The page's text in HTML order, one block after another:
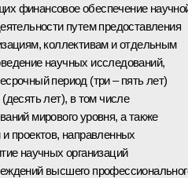
финансовое обеспечение
путем предоставления
коллективам и отдельным
научных исследований,
период (три – пять лет)
лет), в том числе
мирового уровня, а также
проектов, направленных
научных организаций
высшего